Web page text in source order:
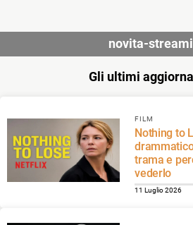
novita-
Gli ultimi
FILM
Nothing to Lose film
trama e
vederlo
11 Luglio 2026